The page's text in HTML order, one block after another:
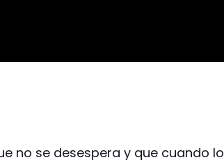
no se desespera y que cuando lo